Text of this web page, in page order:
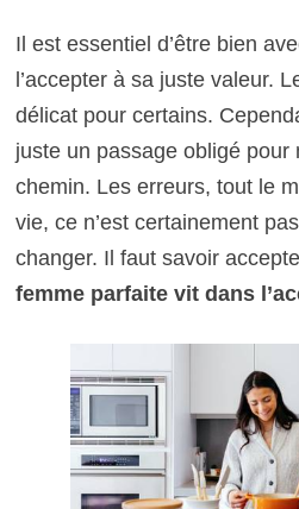
Il est essentiel d’être bien
l’accepter à sa juste valeur.
délicat pour certains.
juste un passage obligé
chemin. Les erreurs, tout le
vie, ce n’est certainement
changer. Il faut savoir
femme parfaite vit dans